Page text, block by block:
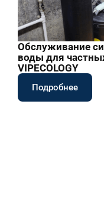
Обслуживание
воды для
VIPECOLOGY
Подробнее